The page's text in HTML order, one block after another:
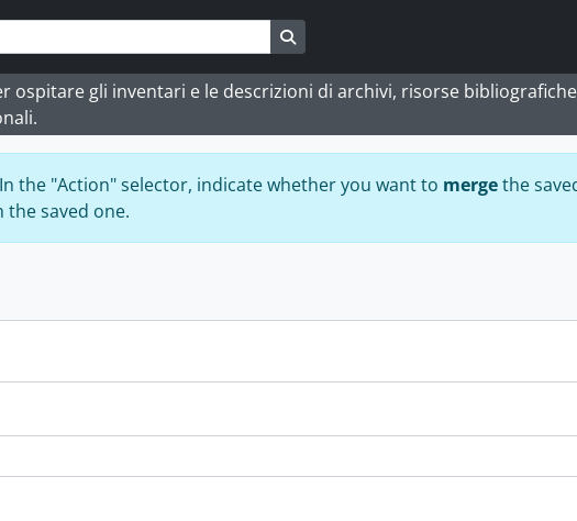
ospitare gli inventari e le descrizioni di archivi, risorse
the "Action" selector, indicate whether you want to mergethe
saved one.